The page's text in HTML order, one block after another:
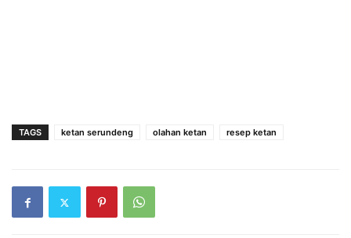
TAGS ketan serundeng olahan ketan resep ketan